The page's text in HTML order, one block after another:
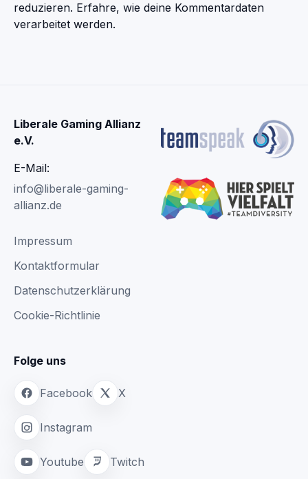
reduzieren. Erfahre, wie deine Kommentardaten
verarbeitet werden.
Liberale Gaming Allianz
e.V.
E-Mail:
info@liberale-gaming-
allianz.de
Impressum
Kontaktformular
Datenschutzerklärung
Cookie-Richtlinie
Folge uns
Facebook X
Instagram
Youtube Twitch